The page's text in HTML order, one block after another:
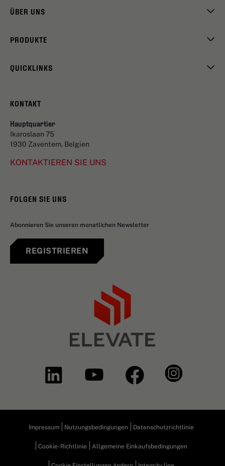
ÜBER UNS
PRODUKTE
QUICKLINKS
KONTAKT
Hauptquartier
Ikaroslaan 75
1930 Zaventem, Belgien
KONTAKTIEREN SIE UNS
FOLGEN SIE UNS
Abonnieren Sie unseren monatlichen Newsletter
REGISTRIEREN
Impressum Nutzungsbedingungen Datenschutzrichtlinie
Cookie-Richtlinie Allgemeine Einkaufsbedingungen